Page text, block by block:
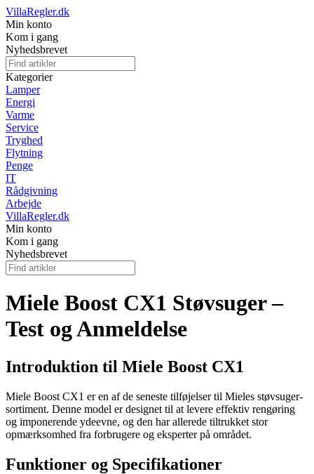
VillaRegler.dk
Min konto
Kom i gang
Nyhedsbrevet
Kategorier
Lamper
Energi
Varme
Service
Tryghed
Flytning
Penge
IT
Rådgivning
Arbejde
VillaRegler.dk
Min konto
Kom i gang
Nyhedsbrevet
Miele Boost CX1 Støvsuger –
Test og Anmeldelse
Introduktion til Miele Boost CX1
Miele Boost CX1 er en af de seneste tilføjelser til Mieles støvsuger-
sortiment. Denne model er designet til at levere effektiv rengøring
og imponerende ydeevne, og den har allerede tiltrukket stor
opmærksomhed fra forbrugere og eksperter på området.
Funktioner og Specifikationer